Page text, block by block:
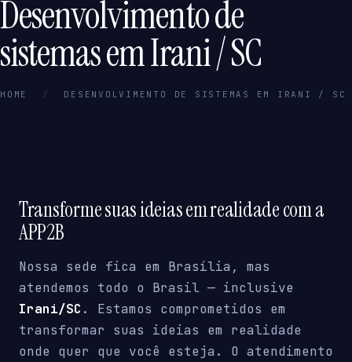
Desenvolvimento de
sistemas em Irani / SC
HOME / DESENVOLVIMENTO DE SISTEMAS EM IRANI / SC
Transforme suas ideias em realidade com a
APP2B
Nossa sede fica em Brasília, mas
atendemos todo o Brasil — inclusive
Irani/SC . Estamos comprometidos em
transformar suas ideias em realidade
onde quer que você esteja. O atendimento